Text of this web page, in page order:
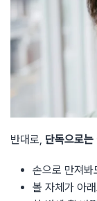
반대로, 단독으로는
손으로 만져
볼 자체가 아